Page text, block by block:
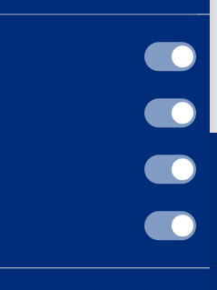
auttaaksemme sinua